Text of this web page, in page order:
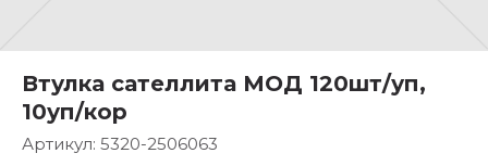
Втулка сателлита МОД 120шт/уп,
10уп/кор
Артикул: 5320-2506063